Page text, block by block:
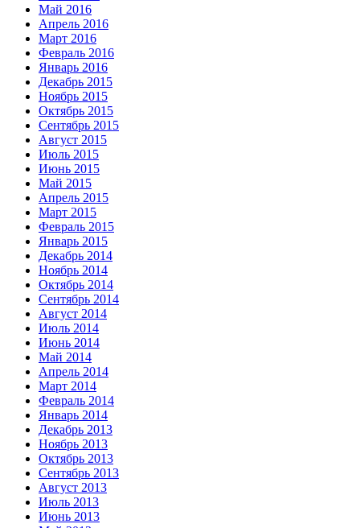
Май 2016
Апрель 2016
Март 2016
Февраль 2016
Январь 2016
Декабрь 2015
Ноябрь 2015
Октябрь 2015
Сентябрь 2015
Август 2015
Июль 2015
Июнь 2015
Май 2015
Апрель 2015
Март 2015
Февраль 2015
Январь 2015
Декабрь 2014
Ноябрь 2014
Октябрь 2014
Сентябрь 2014
Август 2014
Июль 2014
Июнь 2014
Май 2014
Апрель 2014
Март 2014
Февраль 2014
Январь 2014
Декабрь 2013
Ноябрь 2013
Октябрь 2013
Сентябрь 2013
Август 2013
Июль 2013
Июнь 2013